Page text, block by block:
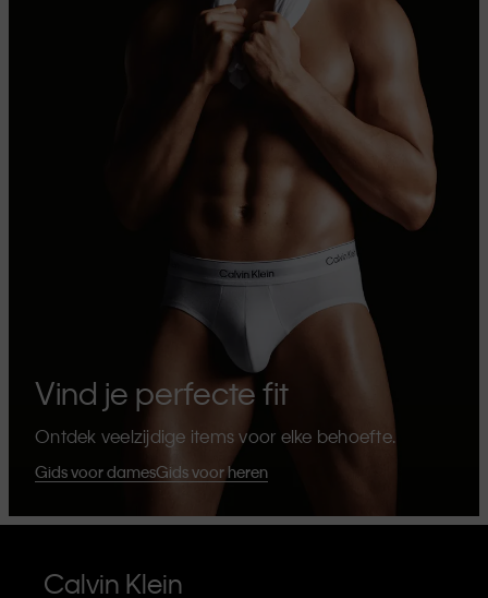
Vind je perfecte fit
Ontdek veelzijdige items voor elke behoefte.
Gids voor damesGids voor heren
Calvin Klein